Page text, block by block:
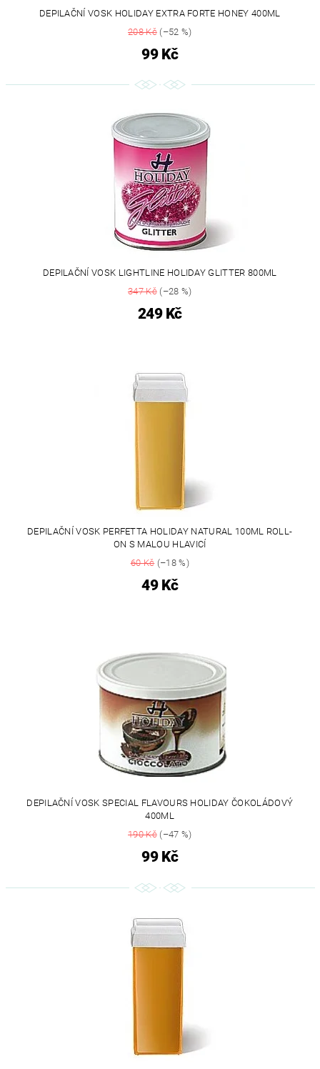
DEPILAČNÍ VOSK HOLIDAY EXTRA FORTE HONEY 400ML
208 Kč(–52 %)
99 Kč
DEPILAČNÍ VOSK LIGHTLINE HOLIDAY GLITTER 800ML
347 Kč(–28 %)
249 Kč
DEPILAČNÍ VOSK PERFETTA HOLIDAY NATURAL 100ML ROLL-
ON S MALOU HLAVICÍ
60 Kč(–18 %)
49 Kč
DEPILAČNÍ VOSK SPECIAL FLAVOURS HOLIDAY ČOKOLÁDOVÝ
400ML
190 Kč(–47 %)
99 Kč